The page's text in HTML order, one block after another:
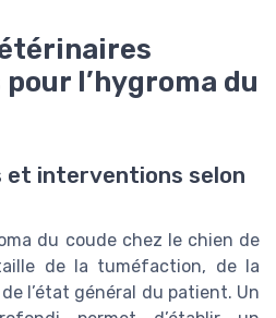
l’hygroma du
et interventions selon
du coude chez le chien de
de la tuméfaction, de la
l’état général du patient. Un